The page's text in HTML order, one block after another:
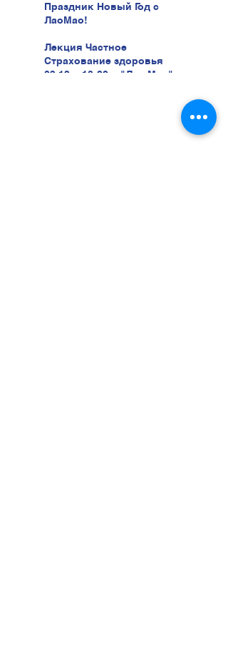
Праздник Новый Год с
ЛаоМао!
Лекция Частное
Страхование здоровья
03.12 в 18:00 в "Лао Мао" ул.